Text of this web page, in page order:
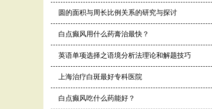
圆的面积与周长比例关系的研究与探讨
白点癫风用什么药膏治最快？
英语单项选择之语境分析法理论和解题技巧
上海治疗白斑最好专科医院
白点癫风吃什么药能好？